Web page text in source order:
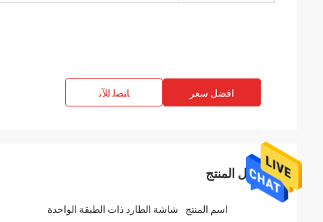
افضل سعر ﺎﺘﺼﻟ ﺍﻶﻧ
تفاصيل المنتج
اسم المنتج شاشة الطارد ذات الطبقة الواحدة